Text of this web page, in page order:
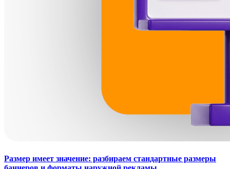
Размер имеет значение: разбираем стандартные размеры